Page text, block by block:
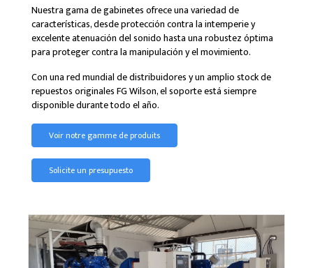
Nuestra gama de gabinetes ofrece una variedad de
características, desde protección contra la intemperie y
excelente atenuación del sonido hasta una robustez óptima
para proteger contra la manipulación y el movimiento.
Con una red mundial de distribuidores y un amplio stock de
repuestos originales FG Wilson, el soporte está siempre
disponible durante todo el año.
Voir notre gamme de produits
Solicite un presupuesto